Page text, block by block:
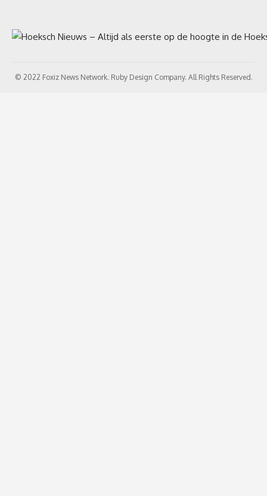
© 2022 Foxiz News Network. Ruby Design Company. All Rights Reserved.